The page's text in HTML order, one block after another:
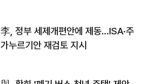
李, 정부 세제개편안에 제동…ISA·주
가누르기안 재검토 지시